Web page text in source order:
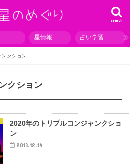
search
星情報 占い学習
ンクション
クション
2020年のトリプルコンジャンクショ
ン
2018.12.14